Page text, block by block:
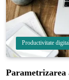
Productivitate